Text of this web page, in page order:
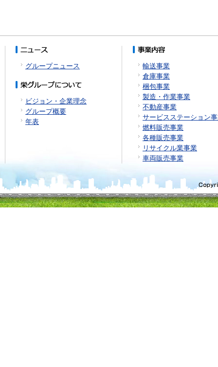
グループニュース
ビジョン・企業理念
グループ概要
年表
輸送事業
倉庫事業
梱包事業
製造・作業事業
不動産事業
サービスステーション
燃料販売事業
各種販売事業
リサイクル業事業
車両販売事業